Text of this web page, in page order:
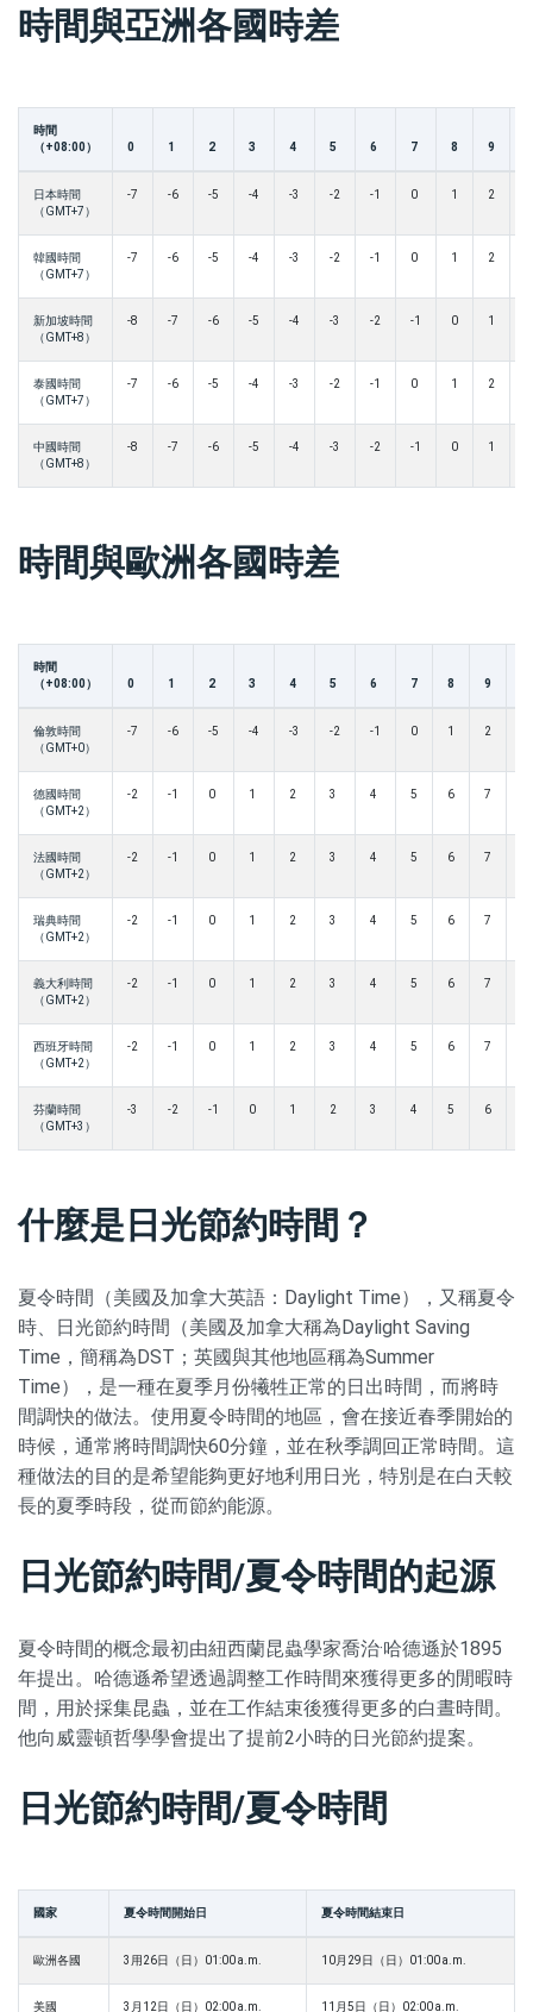
時間與亞洲各國時差
時間
（+08:00）
0 1 2 3 4 5 6 7 8 9
日本時間
（GMT+7）
-7 -6 -5 -4 -3 -2 -1 0 1 2
韓國時間
（GMT+7）
-7 -6 -5 -4 -3 -2 -1 0 1 2
新加坡時間
（GMT+8）
-8 -7 -6 -5 -4 -3 -2 -1 0 1
泰國時間
（GMT+7）
-7 -6 -5 -4 -3 -2 -1 0 1 2
中國時間
（GMT+8）
-8 -7 -6 -5 -4 -3 -2 -1 0 1
時間與歐洲各國時差
時間
（+08:00）
0 1 2 3 4 5 6 7 8 9
倫敦時間
（GMT+0）
-7 -6 -5 -4 -3 -2 -1 0 1 2
德國時間
（GMT+2）
-2 -1 0 1 2 3 4 5 6 7
法國時間
（GMT+2）
-2 -1 0 1 2 3 4 5 6 7
瑞典時間
（GMT+2）
-2 -1 0 1 2 3 4 5 6 7
義大利時間
（GMT+2）
-2 -1 0 1 2 3 4 5 6 7
西班牙時間
（GMT+2）
-2 -1 0 1 2 3 4 5 6 7
芬蘭時間
（GMT+3）
-3 -2 -1 0 1 2 3 4 5 6
什麼是日光節約時間？
夏令時間（美國及加拿大英語：Daylight Time），又稱夏令
時、日光節約時間（美國及加拿大稱為Daylight Saving
Time，簡稱為DST；英國與其他地區稱為Summer
Time），是一種在夏季月份犧牲正常的日出時間，而將時
間調快的做法。使用夏令時間的地區，會在接近春季開始的
時候，通常將時間調快60分鐘，並在秋季調回正常時間。這
種做法的目的是希望能夠更好地利用日光，特別是在白天較
長的夏季時段，從而節約能源。
日光節約時間/夏令時間的起源
夏令時間的概念最初由紐西蘭昆蟲學家喬治·哈德遜於1895
年提出。哈德遜希望透過調整工作時間來獲得更多的閒暇時
間，用於採集昆蟲，並在工作結束後獲得更多的白晝時間。
他向威靈頓哲學學會提出了提前2小時的日光節約提案。
日光節約時間/夏令時間
國家 夏令時間開始日 夏令時間結束日
歐洲各國 3用26日（日）01:00 a.m. 10月29日（日）01:00 a.m.
美國 3月12日（日）02:00 a.m. 11月5日（日）02:00 a.m.